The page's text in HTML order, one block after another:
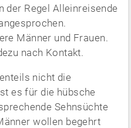
der Regel Alleinreisende
Männer und Frauen.
nach Kontakt.
nicht die
es für die hübsche
Sehnsüchte
wollen begehrt